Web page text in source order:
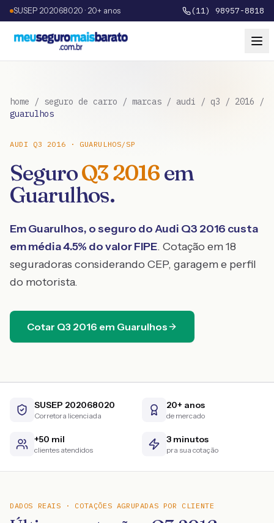
SUSEP 202068020 · 20+ anos (11) 98957-8818
home / seguro de carro / marcas / audi / q3 / 2016 /
guarulhos
AUDI Q3 2016 · GUARULHOS/SP
SeguroQ32016em
Guarulhos.
EmGuarulhos, o seguro doAudi Q3 2016 custa
em média4.5% do valor FIPE. Cotação em 18
seguradoras considerando CEP, garagem e perfil
do motorista.
Cotar Q3 2016 em Guarulhos
SUSEP 202068020
Corretora licenciada
20+ anos
de mercado
+50 mil
clientes atendidos
3 minutos
pra sua cotação
DADOS REAIS · COTAÇÕES AGRUPADAS POR CLIENTE